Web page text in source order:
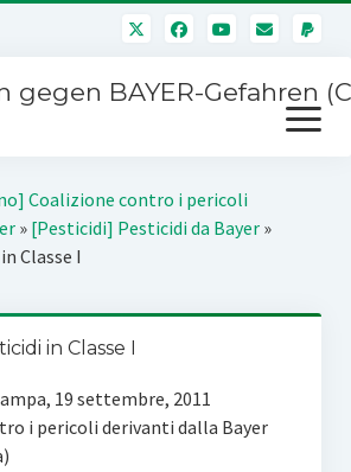
gegen BAYER-Gefahren
Menü
öffnen
Coalizione contro i pericoli
» [Pesticidi] Pesticidi da Bayer»
Classe I
in Classe I
19 settembre, 2011
i pericoli derivanti dalla Bayer